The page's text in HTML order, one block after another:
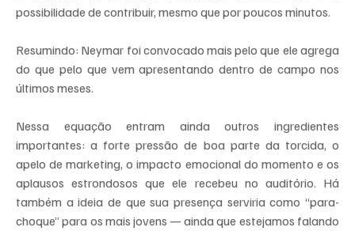
possibilidade de contribuir, mesmo que por poucos minutos.
Resumindo: Neymar foi convocado mais pelo que ele agrega
do que pelo que vem apresentando dentro de campo nos
últimos meses.
Nessa equação entram ainda outros ingredientes
importantes: a forte pressão de boa parte da torcida, o
apelo de marketing, o impacto emocional do momento e os
aplausos estrondosos que ele recebeu no auditório. Há
também a ideia de que sua presença serviria como “para-
choque” para os mais jovens — ainda que estejamos falando